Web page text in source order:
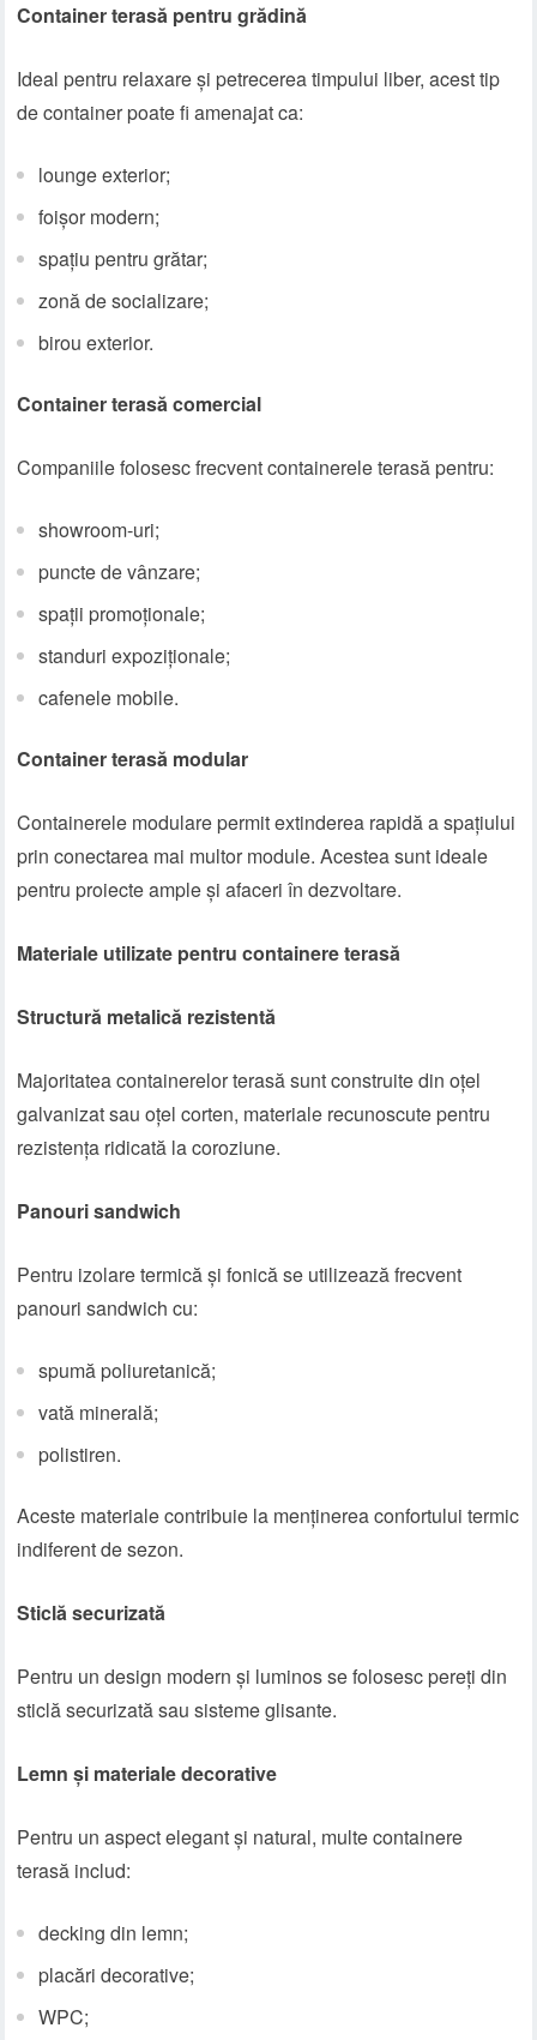
Container terasă pentru grădină
Ideal pentru relaxare și petrecerea timpului liber, acest tip
de container poate fi amenajat ca:
lounge exterior;
foișor modern;
spațiu pentru grătar;
zonă de socializare;
birou exterior.
Container terasă comercial
Companiile folosesc frecvent containerele terasă pentru:
showroom-uri;
puncte de vânzare;
spații promoționale;
standuri expoziționale;
cafenele mobile.
Container terasă modular
Containerele modulare permit extinderea rapidă a spațiului
prin conectarea mai multor module. Acestea sunt ideale
pentru proiecte ample și afaceri în dezvoltare.
Materiale utilizate pentru containere terasă
Structură metalică rezistentă
Majoritatea containerelor terasă sunt construite din oțel
galvanizat sau oțel corten, materiale recunoscute pentru
rezistența ridicată la coroziune.
Panouri sandwich
Pentru izolare termică și fonică se utilizează frecvent
panouri sandwich cu:
spumă poliuretanică;
vată minerală;
polistiren.
Aceste materiale contribuie la menținerea confortului termic
indiferent de sezon.
Sticlă securizată
Pentru un design modern și luminos se folosesc pereți din
sticlă securizată sau sisteme glisante.
Lemn și materiale decorative
Pentru un aspect elegant și natural, multe containere
terasă includ:
decking din lemn;
placări decorative;
WPC;